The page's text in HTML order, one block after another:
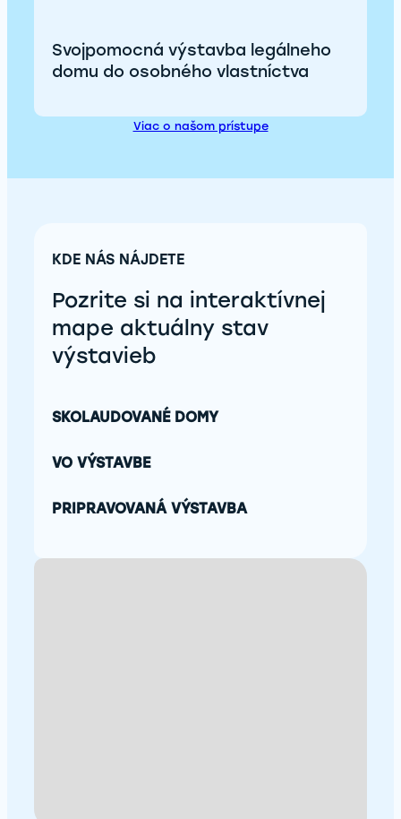
Svojpomocná výstavba legálneho
domu do osobného vlastníctva
Viac o našom prístupe
KDE NÁS NÁJDETE
Pozrite si na interaktívnej
mape aktuálny stav
výstavieb
SKOLAUDOVANÉ DOMY
VO VÝSTAVBE
PRIPRAVOVANÁ VÝSTAVBA